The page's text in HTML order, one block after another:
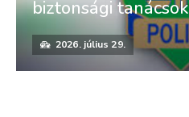
biztonsági tanácsok
2026. július 29.